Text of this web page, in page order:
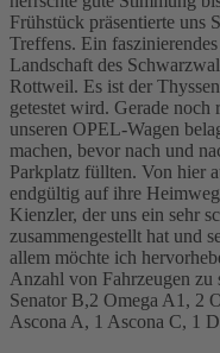
Frühstück präsentierte uns
Treffens. Ein
Landschaft des
Rottweil. Es ist der
getestet wird. Gerade
unseren OPEL-Wagen
machen, bevor nach und
Parkplatz füllten. Von hier
endgültig auf ihre
Kienzler, der uns ein sehr
zusammengestellt hat und
allem möchte ich
Anzahl von Fahrzeugen zu
Senator B,2 Omega A1, 2
Ascona A, 1 Ascona C, 1